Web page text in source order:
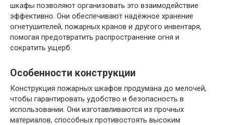
шкафы позволяют организовать это взаимодействие
эффективно. Они обеспечивают надёжное хранение
огнетушителей, пожарных кранов и другого инвентаря,
помогая предотвратить распространение огня и
сократить ущерб.
Особенности конструкции
Конструкция пожарных шкафов продумана до мелочей,
чтобы гарантировать удобство и безопасность в
использовании. Они изготавливаются из прочных
материалов, способных противостоять высоким